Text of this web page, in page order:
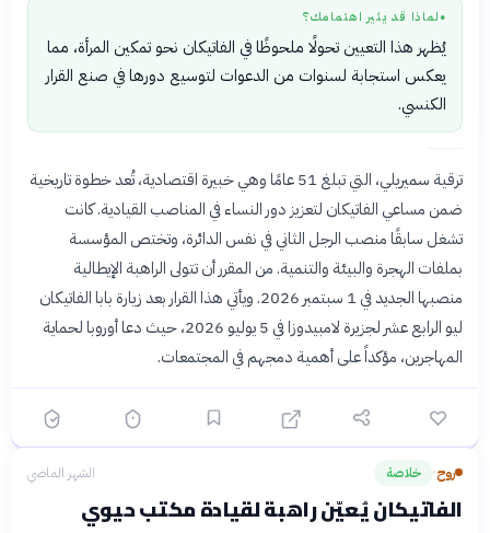
● لماذا قد يثير اهتمامك؟
يُظهر هذا التعيين تحولًا ملحوظًا في الفاتيكان نحو تمكين المرأة، مما
يعكس استجابة لسنوات من الدعوات لتوسيع دورها في صنع القرار
الكنسي.
ترقية سميريلي، التي تبلغ 51 عامًا وهي خبيرة اقتصادية، تُعد خطوة تاريخية
ضمن مساعي الفاتيكان لتعزيز دور النساء في المناصب القيادية. كانت
تشغل سابقًا منصب الرجل الثاني في نفس الدائرة، وتختص المؤسسة
بملفات الهجرة والبيئة والتنمية. من المقرر أن تتولى الراهبة الإيطالية
منصبها الجديد في 1 سبتمبر 2026. ويأتي هذا القرار بعد زيارة بابا الفاتيكان
ليو الرابع عشر لجزيرة لامبيدوزا في 5 يوليو 2026، حيث دعا أوروبا لحماية
المهاجرين، مؤكداً على أهمية دمجهم في المجتمعات.
روح› خلاصة الشهر الماضي
الفاتيكان يُعيّن راهبة لقيادة مكتب حيوي